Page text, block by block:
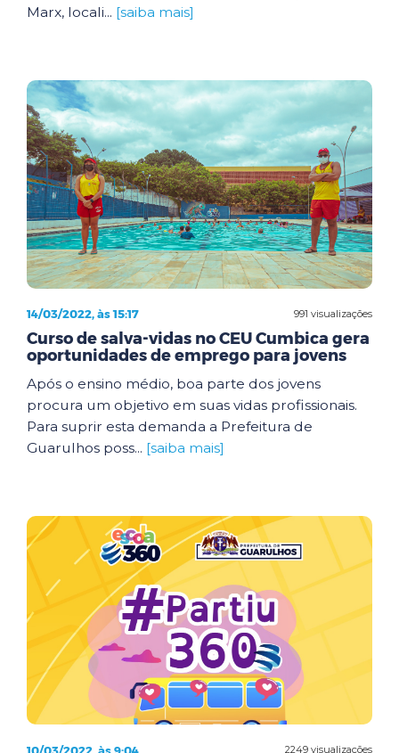
Marx, locali... [saiba mais]
991 visualizações
14/03/2022, às 15:17
Curso de salva-vidas no CEU Cumbica gera
oportunidades de emprego para jovens
Após o ensino médio, boa parte dos jovens
procura um objetivo em suas vidas profissionais.
Para suprir esta demanda a Prefeitura de
Guarulhos poss... [saiba mais]
2249 visualizações
10/03/2022, às 9:04